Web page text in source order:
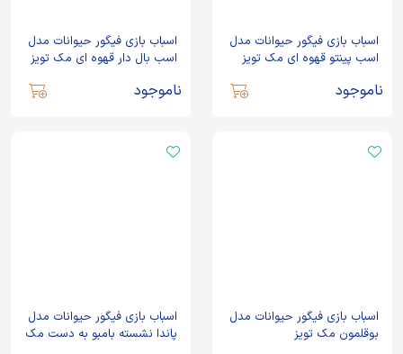
اسباب بازی فیگور حیوانات مدل
اسب پینتو قهوه ای مک تویز
ناموجود
اسباب بازی فیگور حیوانات مدل
اسب بال دار قهوه ای مک تویز
ناموجود
اسباب بازی فیگور حیوانات مدل
بوقلمون مک تویز
اسباب بازی فیگور حیوانات مدل
پاندا نشسته بامبو به دست مک